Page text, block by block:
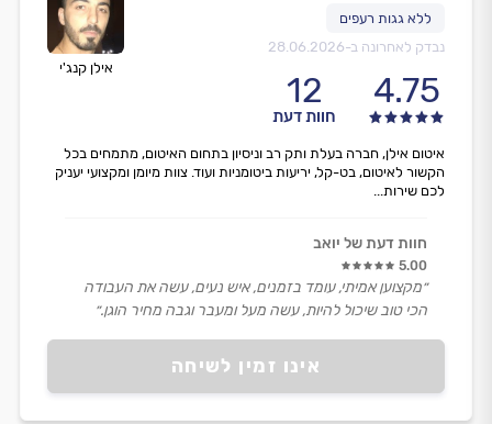
אילן קנג'י
נבדק לאחרונה ב-28.06.2026
4.75
12
חוות דעת
אינו זמין לשיחה
איטום אילן, חברה בעלת ותק רב וניסיון בתחום האיטום, מתמחים בכל
הקשור לאיטום, בט-קל, יריעות ביטומניות ועוד. צוות מיומן ומקצועי יעניק
לכם שירות...
חוות דעת של יואב
5.00
״מקצוען אמיתי, עומד בזמנים, איש נעים, עשה את העבודה
הכי טוב שיכול להיות, עשה מעל ומעבר וגבה מחיר הוגן.״